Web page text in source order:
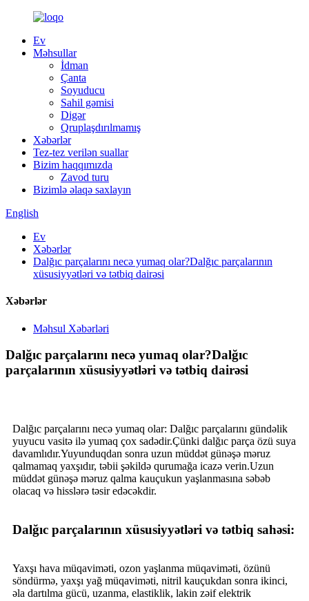
Ev
Məhsullar
İdman
Çanta
Soyuducu
Sahil gəmisi
Digər
Qruplaşdırılmamış
Xəbərlər
Tez-tez verilən suallar
Bizim haqqımızda
Zavod turu
Bizimlə əlaqə saxlayın
English
Ev
Xəbərlər
Dalğıc parçalarını necə yumaq olar?Dalğıc parçalarının
xüsusiyyətləri və tətbiq dairəsi
Xəbərlər
Məhsul Xəbərləri
Dalğıc parçalarını necə yumaq olar?Dalğıc
parçalarının xüsusiyyətləri və tətbiq dairəsi
Dalğıc parçalarını necə yumaq olar: Dalğıc parçalarını gündəlik
yuyucu vasitə ilə yumaq çox sadədir.Çünki dalğıc parça özü suya
davamlıdır.Yuyunduqdan sonra uzun müddət günəşə məruz
qalmamaq yaxşıdır, təbii şəkildə qurumağa icazə verin.Uzun
müddət günəşə məruz qalma kauçukun yaşlanmasına səbəb
olacaq və hisslərə təsir edəcəkdir.
Dalğıc parçalarının xüsusiyyətləri və tətbiq sahəsi:
Yaxşı hava müqaviməti, ozon yaşlanma müqaviməti, özünü
söndürmə, yaxşı yağ müqaviməti, nitril kauçukdan sonra ikinci,
əla dartılma gücü, uzanma, elastiklik, lakin zəif elektrik